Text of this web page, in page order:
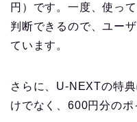
円）です。一度、使っ
判断できるので、ユー
ています。
さらに、U-NEXTの特
けでなく、600円分のポ